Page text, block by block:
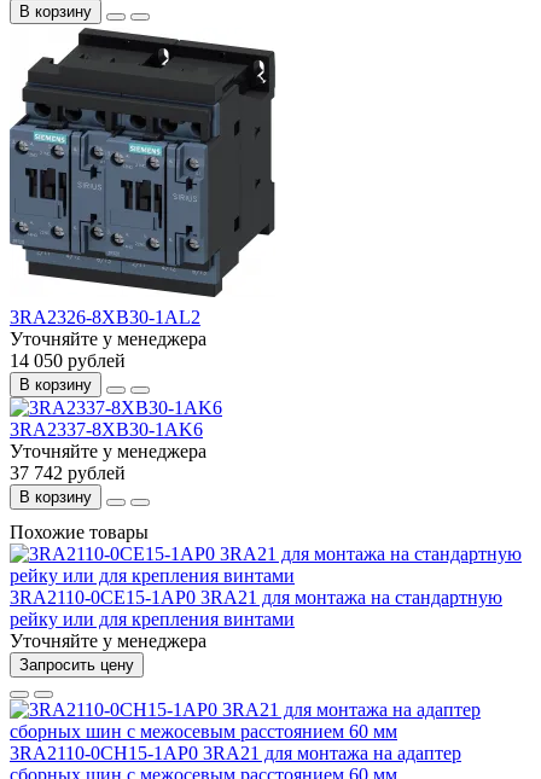
В корзину
3RA2326-8XB30-1AL2
Уточняйте у менеджера
14 050 рублей
В корзину
3RA2337-8XB30-1AK6
Уточняйте у менеджера
37 742 рублей
В корзину
Похожие товары
3RA2110-0CE15-1AP0 3RA21 для монтажа на стандартную
рейку или для крепления винтами
Уточняйте у менеджера
Запросить цену
3RA2110-0CH15-1AP0 3RA21 для монтажа на адаптер
сборных шин с межосевым расстоянием 60 мм